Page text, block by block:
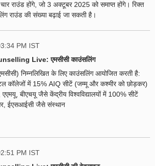
राउंड होंगे, जो 3 अक्टूबर 2025 को समाप्त होंगे। रिक्त
राउंड की संख्या बढ़ाई जा सकती है।
PM IST
Live: एमसीसी काउंसलिंग
निम्नलिखित के लिए काउंसलिंग आयोजित करती है:
कॉलेजों में 15% AIQ सीटें (जम्मू और कश्मीर को छोड़कर)
एएमयू, बीएचयू जैसे केंद्रीय विश्वविद्यालयों में 100% सीटें
ईएसआईसी जैसे संस्थान
PM IST